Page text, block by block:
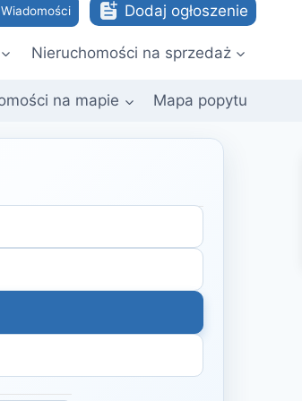
Wiadomości Dodaj ogłoszenie
Nieruchomości na sprzedaż
na mapie Mapa popytu